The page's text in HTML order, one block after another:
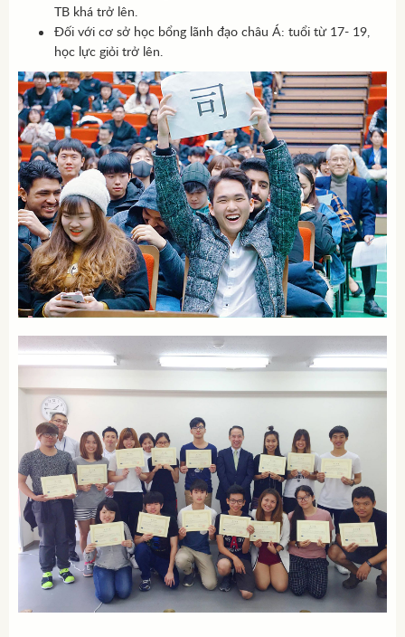
TB khá trở lên.
Đối với cơ sở học bổng lãnh đạo châu Á: tuổi từ 17- 19,
học lực giỏi trở lên.